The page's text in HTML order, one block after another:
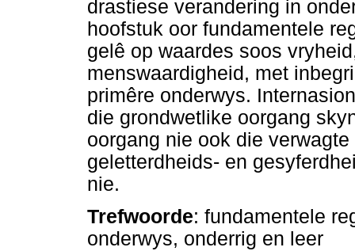
drastiese verandering in
hoofstuk oor fundamentele
gelê op waardes soos
menswaardigheid, met
primêre onderwys.
die grondwetlike oorgang
oorgang nie ook die
geletterdheids- en
nie.
Trefwoorde: fundamentele
onderwys, onderrig en leer